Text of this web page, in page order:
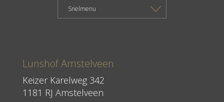
Lunshof Amstelveen
Keizer Karelweg 342
1181 RJ Amstelveen